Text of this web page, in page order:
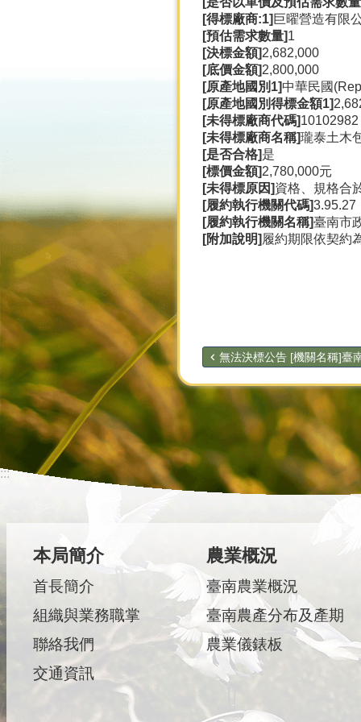
[得標廠商:1] 巨曜營造有限
[預估需求數量]1
[決標金額]2,682,000
[底價金額]2,800,000
[原產地國別1]中華民國
[原產地國別得標金額1]
[未得標廠商代碼]10102982
[未得標廠商名稱]瓏泰土木
[是否合格]是
[標價金額]2,780,000元
[未得標原因]資格、規格合
[履約執行機關代碼]3.95.27
[履約執行機關名稱]臺南市
[附加說明] 履約期限依契約
無法決標公告 [機關名稱]臺
:::
本局簡介
首長簡介
組織與業務職掌
聯絡我們
交通資訊
農業概況
臺南農業概況
臺南農產分布及產期
農業儀錶板